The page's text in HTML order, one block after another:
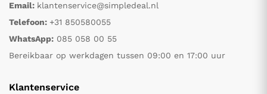
Email: klantenservice@simpledeal.nl
Telefoon: +31 850580055
WhatsApp: 085 058 00 55
Bereikbaar op werkdagen tussen 09:00 en 17:00 uur
Klantenservice